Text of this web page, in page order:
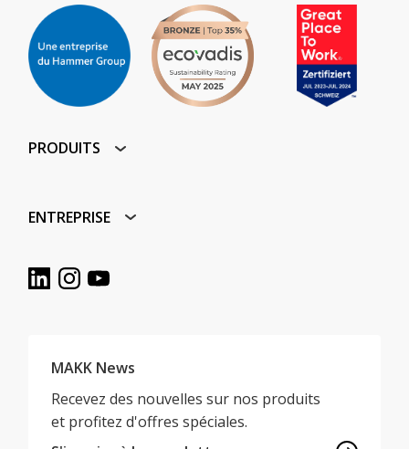
PRODUITS
ENTREPRISE
MAKK News
Recevez des nouvelles sur nos produits
et profitez d'offres spéciales.